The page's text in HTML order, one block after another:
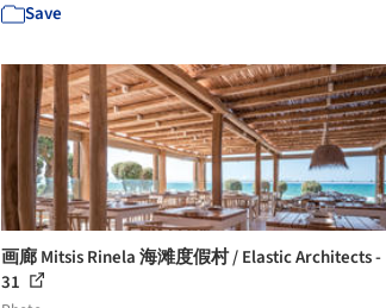
Save
画廊 Mitsis Rinela 海滩度假村 / Elastic Architects -
31